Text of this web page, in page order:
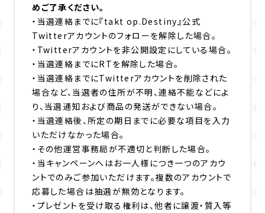
めご了承ください。
・当選連絡までに『takt op.Destiny』公式
Twitterアカウントのフォローを解除した場合。
・Twitterアカウントを非公開設定にしている場合。
・当選連絡までにRTを解除した場合。
・当選連絡までにTwitterアカウントを削除された
場合など、当選者の住所が不明、連絡不能などによ
り、当選通知および商品の発送ができない場合。
・当選連絡後、所定の期日までに必要な項目を入力
いただけなかった場合。
・その他運営事務局が不適切と判断した場合。
・当キャンペーンへはお一人様につき一つのアカウ
ントでのみご参加いただけます。複数のアカウントで
応募した場合は抽選が無効となります。
・プレゼントを受け取る権利は、他者に譲渡・質入等